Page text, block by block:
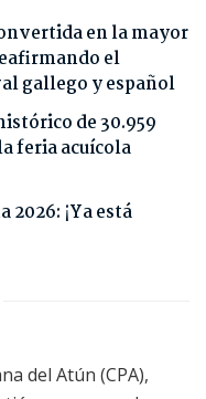
en la mayor
el
gallego y español
de 30.959
feria acuícola
2026: ¡Ya está
del Atún (CPA),